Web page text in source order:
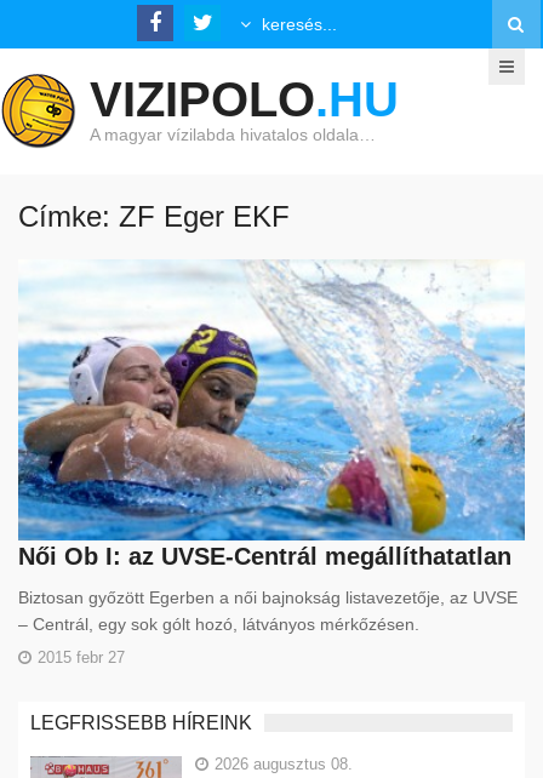
VIZIPOLO.HU
A magyar vízilabda hivatalos oldala…
Címke: ZF Eger EKF
Női Ob I: az UVSE-Centrál megállíthatatlan
Biztosan győzött Egerben a női bajnokság listavezetője, az UVSE
– Centrál, egy sok gólt hozó, látványos mérkőzésen.
2015 febr 27
LEGFRISSEBB HÍREINK
2026 augusztus 08.